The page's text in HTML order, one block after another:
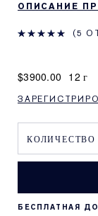
ОПИСАНИЕ
5
$3900.00 12 г
БЕСПЛАТНАЯ